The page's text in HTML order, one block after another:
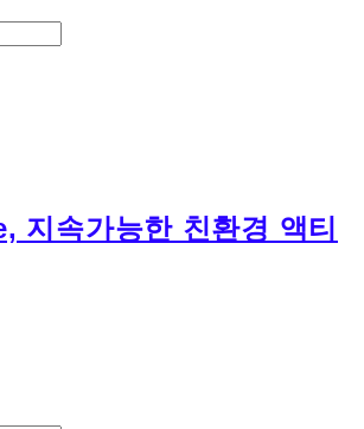
지속가능한 친환경 액티